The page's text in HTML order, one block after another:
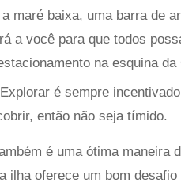
maré baixa, uma barra de
a você para que todos
na esquina da
é sempre
então não seja tímido.
é uma ótima maneira
ilha oferece um bom